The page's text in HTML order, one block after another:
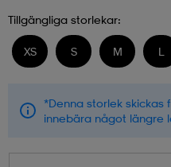
Tillgängliga storlekar:
XS S M L
*Denna storlek skickas
innebära något längre